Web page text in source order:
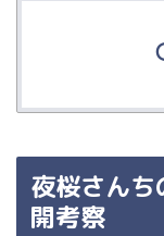
夜桜さん
開考察